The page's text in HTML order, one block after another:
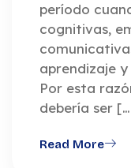
período
cognitivas,
aprendizaje
Por esta
debería ser
Read More